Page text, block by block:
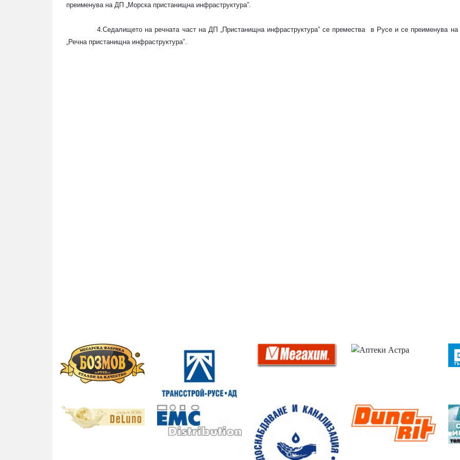
преименува на ДП „Морска пристанищна инфраструктура”.
4.Седалището на речната част на ДП „Пристанищна инфраструктура” се премества
в Русе и се преименува
„Речна пристанищна инфраструктура”.